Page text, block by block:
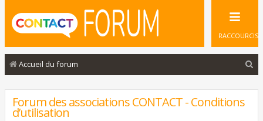
RACCOURCIS
Accueil du forum
Forum des associations CONTACT - Conditions
d’utilisation